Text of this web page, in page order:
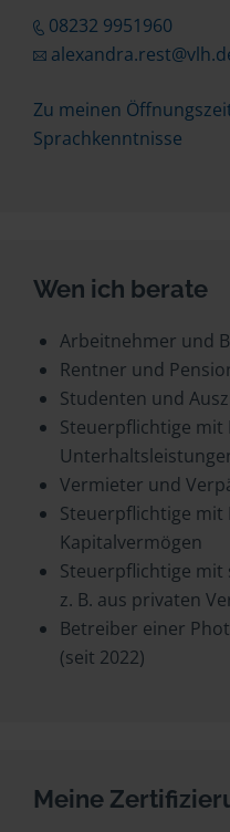
08232 9951960
Zu meinen
Sprachkenntnisse
Wen ich berate
Arbeitnehmer und
Rentner und
Studenten und
Steuerpflichtige mit
Vermieter und
Steuerpflichtige mit
Kapitalvermögen
Steuerpflichtige mit
z. B. aus privaten
Betreiber einer
(seit 2022)
Meine